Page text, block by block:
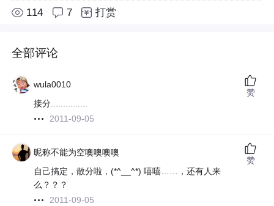
114 7 打赏
全部评论
wula0010
接分...............
2011-09-05
赞
昵称不能为空噢噢噢噢
自己搞定，散分啦，(*^__^*) 嘻嘻……，还有人来
么？？？
2011-09-05
赞